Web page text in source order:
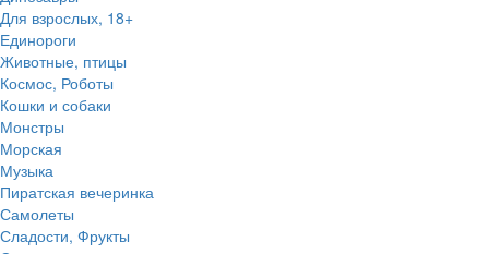
Для взрослых, 18+
Единороги
Животные, птицы
Космос, Роботы
Кошки и собаки
Монстры
Морская
Музыка
Пиратская вечеринка
Самолеты
Сладости, Фрукты